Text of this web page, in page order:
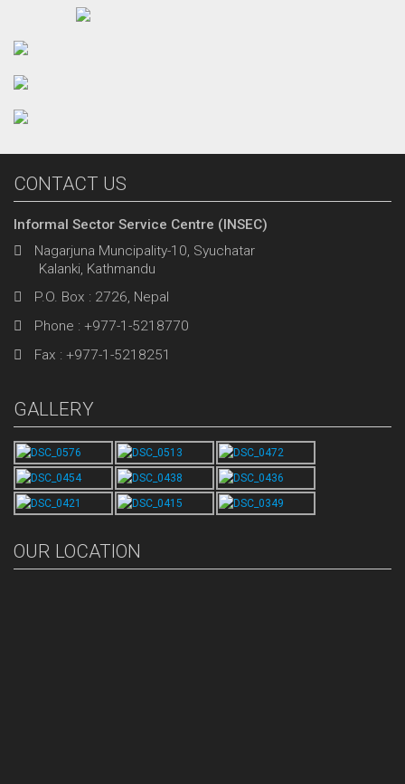
CONTACT US
Informal Sector Service Centre (INSEC)
Nagarjuna Muncipality-10, Syuchatar
Kalanki, Kathmandu
P.O. Box : 2726, Nepal
Phone : +977-1-5218770
Fax : +977-1-5218251
GALLERY
OUR LOCATION